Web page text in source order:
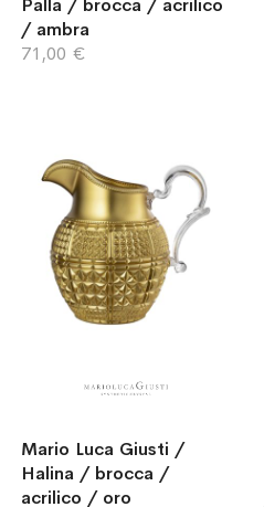
Palla / brocca / acrilico
/ ambra
71,00 €
Mario Luca Giusti /
Halina / brocca /
acrilico / oro